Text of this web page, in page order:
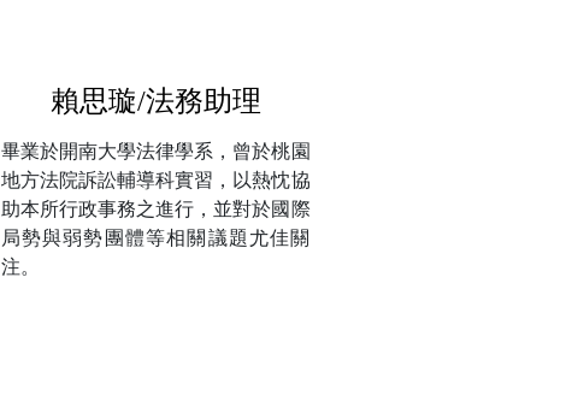
賴思璇/法務助理
畢業於開南大學法律學系，曾於桃園
地方法院訴訟輔導科實習，以熱忱協
助本所行政事務之進行，並對於國際
局勢與弱勢團體等相關議題尤佳關
注。